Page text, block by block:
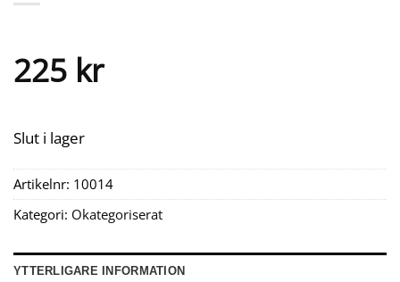
225 kr
Slut i lager
Artikelnr: 10014
Kategori: Okategoriserat
YTTERLIGARE INFORMATION